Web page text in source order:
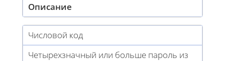
Описание
Числовой код
Четырехзначный или больше пароль из